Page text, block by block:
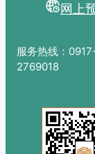
网上
服务热线：
2769018